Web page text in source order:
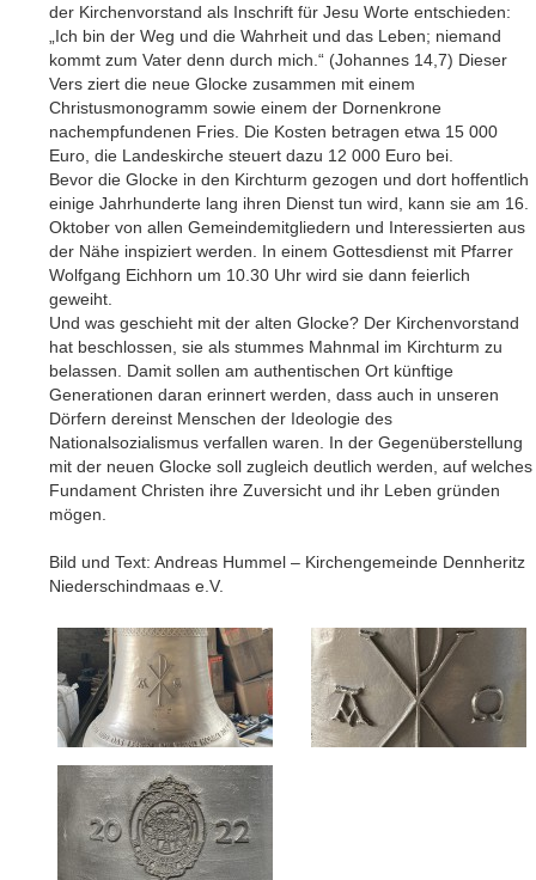
der Kirchenvorstand als Inschrift für Jesu Worte entschieden:
„Ich bin der Weg und die Wahrheit und das Leben; niemand
kommt zum Vater denn durch mich.“ (Johannes 14,7) Dieser
Vers ziert die neue Glocke zusammen mit einem
Christusmonogramm sowie einem der Dornenkrone
nachempfundenen Fries. Die Kosten betragen etwa 15 000
Euro, die Landeskirche steuert dazu 12 000 Euro bei.
Bevor die Glocke in den Kirchturm gezogen und dort hoffentlich
einige Jahrhunderte lang ihren Dienst tun wird, kann sie am 16.
Oktober von allen Gemeindemitgliedern und Interessierten aus
der Nähe inspiziert werden. In einem Gottesdienst mit Pfarrer
Wolfgang Eichhorn um 10.30 Uhr wird sie dann feierlich
geweiht.
Und was geschieht mit der alten Glocke? Der Kirchenvorstand
hat beschlossen, sie als stummes Mahnmal im Kirchturm zu
belassen. Damit sollen am authentischen Ort künftige
Generationen daran erinnert werden, dass auch in unseren
Dörfern dereinst Menschen der Ideologie des
Nationalsozialismus verfallen waren. In der Gegenüberstellung
mit der neuen Glocke soll zugleich deutlich werden, auf welches
Fundament Christen ihre Zuversicht und ihr Leben gründen
mögen.
Bild und Text: Andreas Hummel – Kirchengemeinde Dennheritz
Niederschindmaas e.V.